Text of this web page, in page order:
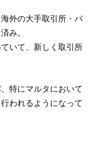
外の大手取引所・バ
み。
いて、新しく取引所
特にマルタにおいて
われるようになって